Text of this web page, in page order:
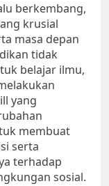
berkembang,
krusial
masa depan
tidak
belajar ilmu,
yang
membuat
serta
terhadap
sosial.